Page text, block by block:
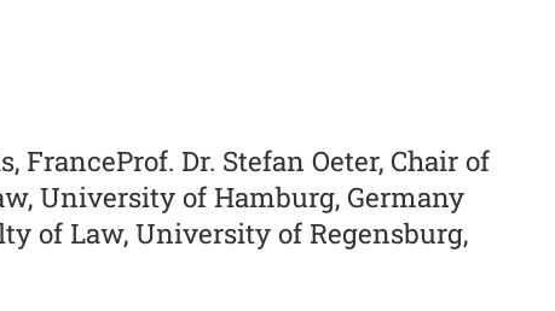
FranceProf. Dr. Stefan Oeter, Chair of
University of Hamburg, Germany
of Law, University of Regensburg,